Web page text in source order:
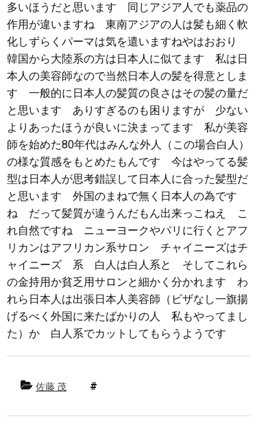
多いほうだと思います 同じアジア人でも薬品の
作用が違いますね 東南アジアの人は髪も細く軟
化しずらくパーマは気を遣いますねやはおおり
韓国から大陸系の方は日本人に似てます 私は日
本人の美容師なので当然日本人の髪を得意としま
す 一般的に日本人の髪質の良さはその髪の量だ
と思います ありすぎるのも困りますが 少ない
よりあったほうが良いに決まってます 私が美容
師を始めた80年代はみんな外人（この場合白人）
の様な質感をもとめたもんです 今はやってる髪
型は日本人が思考錯誤して日本人に合った髪型だ
と思います 外国のまねで無く日本人の為です
ね だって髪質が違うんだもん出来っこねえ こ
れ自然ですね ニューヨークやパリに行くとアフ
リカンはアフリカン系サロン チャイニーズはチ
ャイニーズ 系 白人は白人系と そしてこれら
の金持用か貧乏用サロンと細かく分かれます わ
れら日本人は出張日本人美容師（ビザなし一旗揚
げるべく外国に来たばかりの人 私もやってまし
た）か 白人系でカットしてもらうようです
佐藤 茂